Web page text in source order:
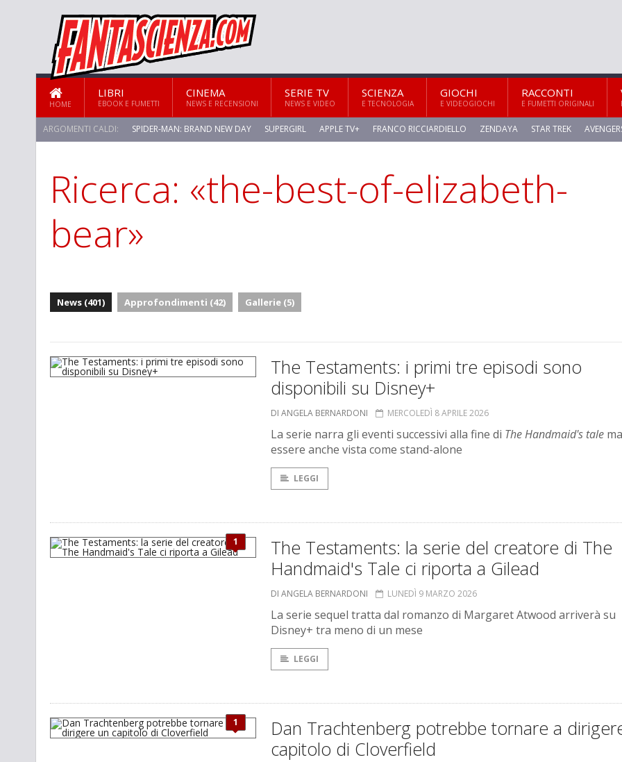
HOME
LIBRI
EBOOK E FUMETTI
CINEMA
NEWS E RECENSIONI
SERIE TV
NEWS E VIDEO
SCIENZA
E TECNOLOGIA
GIOCHI
E VIDEOGIOCHI
RACCONTI
E FUMETTI ORIGINALI
ARGOMENTI CALDI: SPIDER-MAN: BRAND NEW DAY SUPERGIRL APPLE TV+ FRANCO RICCIARDIELLO ZENDAYA STAR TREK
STAR TREK: STRANGE NEW WORLDS
Ricerca: «the-best-of-elizabeth-
bear»
News (401) Approfondimenti (42) Gallerie (5)
The Testaments: i primi tre episodi sono
disponibili su Disney+
DI ANGELA BERNARDONI MERCOLEDÌ 8 APRILE 2026
La serie narra gli eventi successivi alla fine di The Handmaid's tale
essere anche vista come stand-alone
LEGGI
1
The Testaments: la serie del creatore di The
Handmaid's Tale ci riporta a Gilead
DI ANGELA BERNARDONI LUNEDÌ 9 MARZO 2026
La serie sequel tratta dal romanzo di Margaret Atwood arriverà su
Disney+ tra meno di un mese
LEGGI
1
Dan Trachtenberg potrebbe tornare a
capitolo di Cloverfield